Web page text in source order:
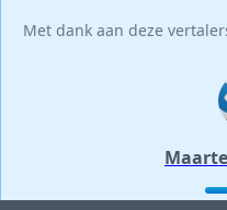
Met dank aan deze